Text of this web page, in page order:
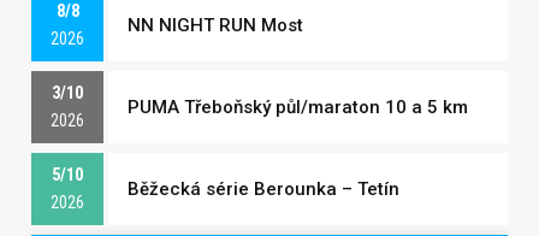
8/8
2026
NN NIGHT RUN Most
3/10
2026
PUMA Třeboňský půl/maraton 10 a 5 km
5/10
2026
Běžecká série Berounka – Tetín